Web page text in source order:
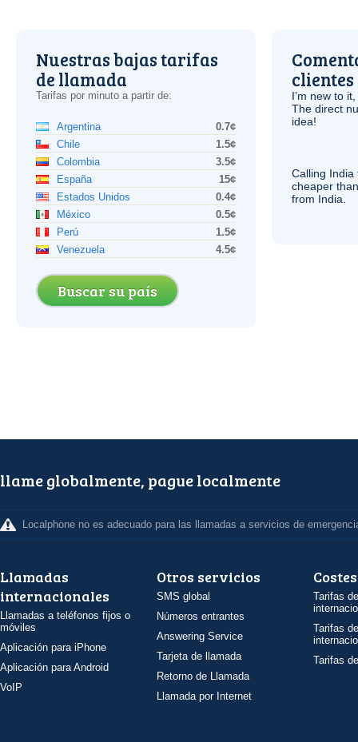
Nuestras bajas tarifas
de llamada
Tarifas por minuto a partir de:
Argentina
0.7¢
Chile
1.5¢
Colombia
3.5¢
España
15¢
Estados Unidos
0.4¢
México
0.5¢
Perú
1.5¢
Venezuela
4.5¢
Buscar su país
clientes
I’m new to
The direct
idea!
Calling
cheaper
from India.
llame globalmente, pague localmente
Localphone no es adecuado para las llamadas a servicios de
Llamadas
internacionales
Llamadas a teléfonos fijos o
móviles
Aplicación para iPhone
Aplicación para Android
VoIP
Otros servicios
SMS global
Números entrantes
Answering Service
Tarjeta de llamada
Retorno de Llamada
Llamada por Internet
Costes
Tarifas
Tarifas
Tarifas